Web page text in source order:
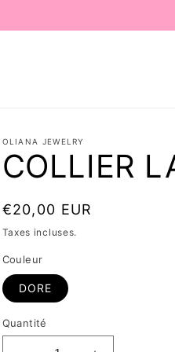
OLIANA JEWELRY
COLLIER
Prix
habituel
€20,00 EUR
Taxes incluses.
Couleur
DORE
Quantité